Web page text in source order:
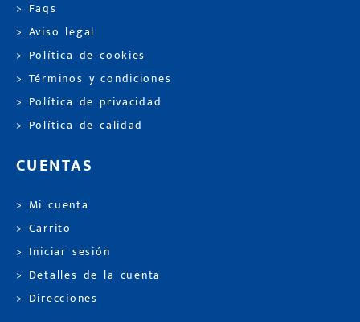
> Faqs
> Aviso legal
> Política de cookies
> Términos y condiciones
> Política de privacidad
> Política de calidad
CUENTAS
> Mi cuenta
> Carrito
> Iniciar sesión
> Detalles de la cuenta
> Direcciones